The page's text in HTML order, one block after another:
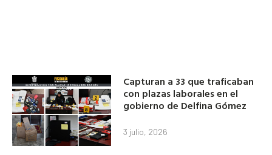
Capturan a 33 que traficaban
con plazas laborales en el
gobierno de Delfina Gómez
3 julio, 2026